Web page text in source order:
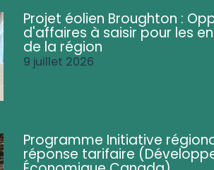
Projet éolien Broughton :
d'affaires à saisir pour les
de la région
9 juillet 2026
Programme Initiative
réponse tarifaire